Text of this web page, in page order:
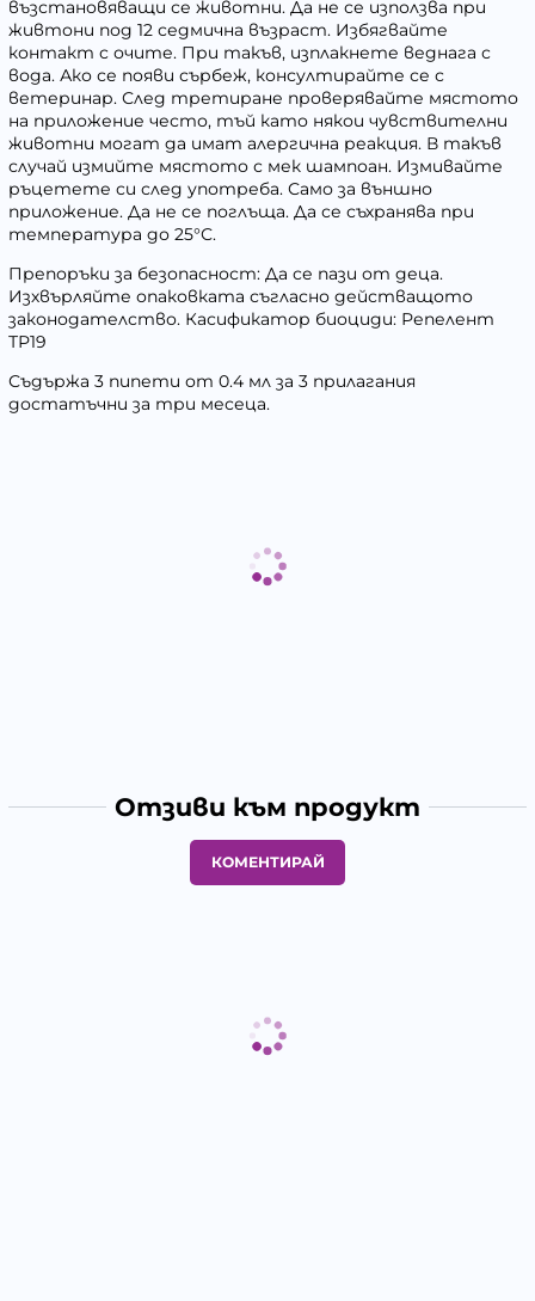
възстановяващи се животни. Да не се използва при
живтони под 12 седмична възраст. Избягвайте
контакт с очите. При такъв, изплакнете веднага с
вода. Ако се появи сърбеж, консултирайте се с
ветеринар. След третиране проверявайте мястото
на приложение често, тъй като някои чувствителни
животни могат да имат алергична реакция. В такъв
случай измийте мястото с мек шампоан. Измивайте
ръцетете си след употреба. Само за външно
приложение. Да не се поглъща. Да се съхранява при
температура до 25°С.
Препоръки за безопасност: Да се пази от деца.
Изхвърляйте опаковката съгласно действащото
законодателство. Касификатор биоциди: Репелент
ТР19
Съдържа 3 пипети от 0.4 мл за 3 прилагания
достатъчни за три месеца.
Отзиви към продукт
КОМЕНТИРАЙ